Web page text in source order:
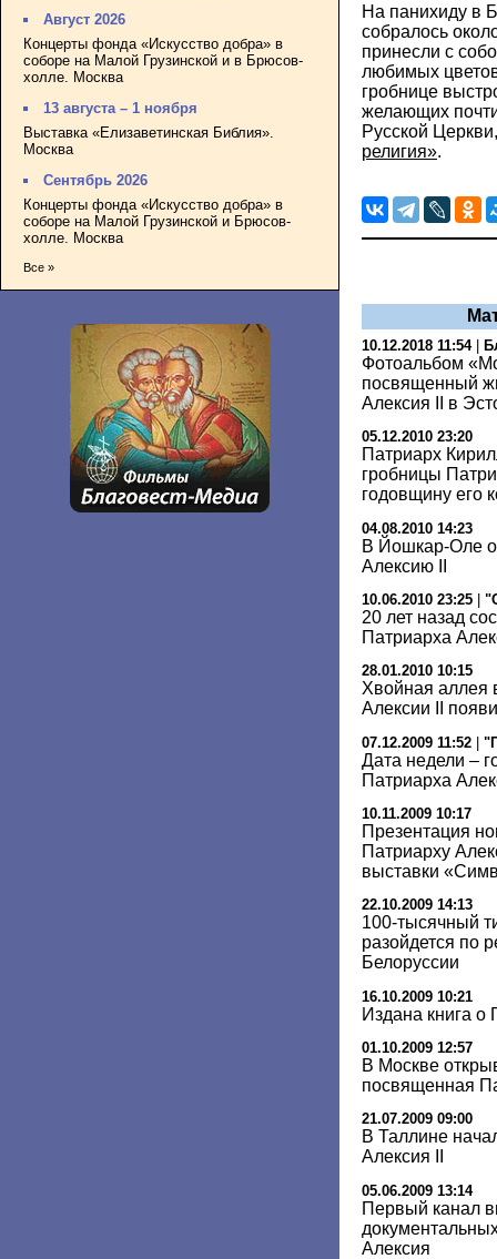
Август 2026
Концерты фонда «Искусство добра» в
соборе на Малой Грузинской и в Брюсов-
холле. Москва
13 августа – 1 ноября
Выставка «Елизаветинская Библия».
Москва
Сентябрь 2026
Концерты фонда «Искусство добра» в
соборе на Малой Грузинской и Брюсов-
холле. Москва
Все »
На панихиду в
собралось
принесли с
любимых
гробнице
желающих
Русской
религия».
10.12.2018 11:54|
Фотоальбом
посвященный
Алексия II в
05.12.2010 23:20
Патриарх
гробницы
годовщину его
04.08.2010 14:23
В Йошкар-Оле
Алексию II
10.06.2010 23:25
20 лет назад
Патриарха
28.01.2010 10:15
Хвойная аллея
Алексии II
07.12.2009 11:52 |
Дата недели –
Патриарха
10.11.2009 10:17
Презентация
Патриарху
выставки
22.10.2009 14:13
100-тысячный
разойдется по
Белоруссии
16.10.2009 10:21
Издана книга о
01.10.2009 12:57
В Москве
посвященная
21.07.2009 09:00
В Таллине
Алексия II
05.06.2009 13:14
Первый канал
Алексия